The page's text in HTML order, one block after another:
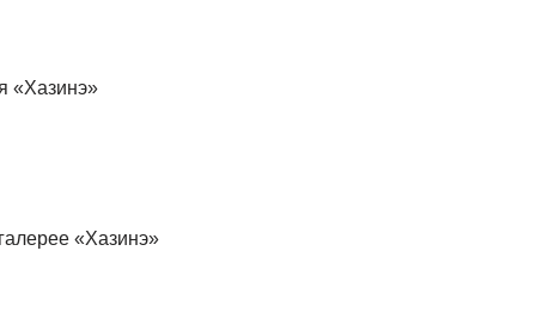
«Хазинэ»
«Хазинэ»